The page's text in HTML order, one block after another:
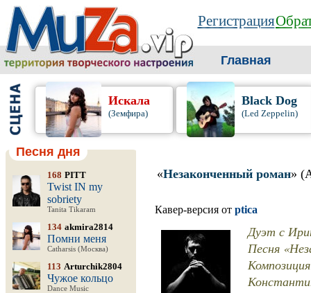
Регистрация
Главная
Искала
(Земфира)
Black Dog
(Led Zeppelin)
Песня дня
168 PITT
Twist IN my
sobriety
Tanita Tikaram
134 akmira2814
Помни меня
Catharsis (Москва)
113 Arturchik2804
Чужое кольцо
Dance Music
«Незаконченный роман»
Кавер-версия от ptica
Дуэт с
Песня